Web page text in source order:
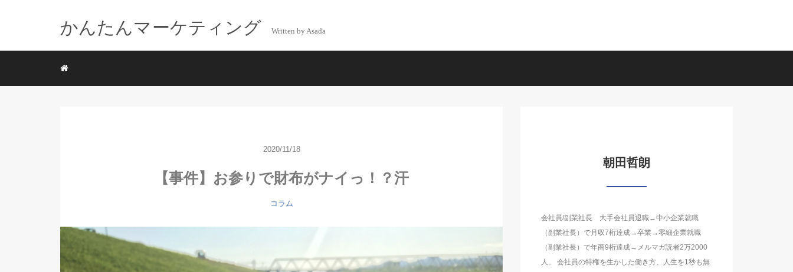
かんたんマーケティング Written by Asada
2020/11/18
【事件】お参りで財布がナイっ！？汗
コラム
朝田哲朗
会社員/副業社長 大手会社員退職→中小企業就職
（副業社長）で月収7桁達成→卒業→零細企業就職
（副業社長）で年商9桁達成→メルマガ読者2万2000
人。 会社員の特権を生かした働き方、人生を1秒も無